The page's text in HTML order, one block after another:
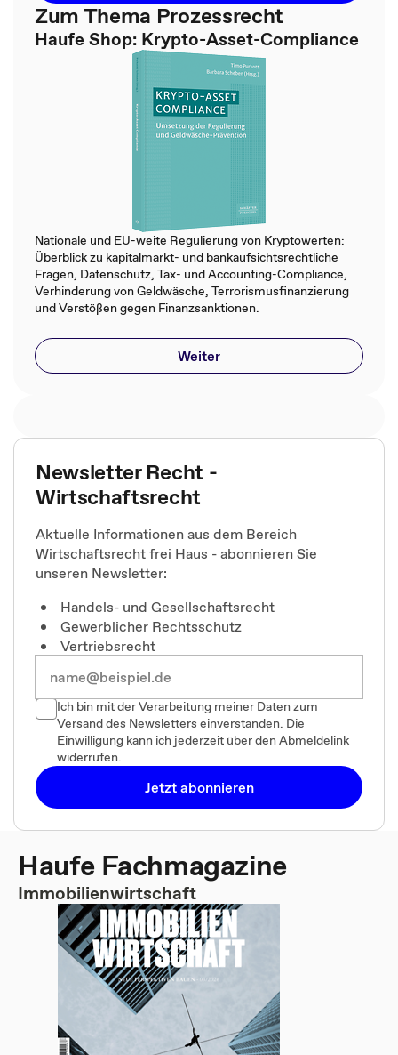
Zum Thema Prozessrecht
Haufe Shop: Krypto-Asset-Compliance
Nationale und EU-weite Regulierung von Kryptowerten:
Überblick zu kapitalmarkt- und bankaufsichtsrechtliche
Fragen, Datenschutz, Tax- und Accounting-Compliance,
Verhinderung von Geldwäsche, Terrorismusfinanzierung
und Verstößen gegen Finanzsanktionen​.​
Weiter
Newsletter Recht -
Wirtschaftsrecht
Aktuelle Informationen aus dem Bereich
Wirtschaftsrecht frei Haus - abonnieren Sie
unseren Newsletter:
Handels- und Gesellschaftsrecht
Gewerblicher Rechtsschutz
Vertriebsrecht
Ich bin mit der Verarbeitung meiner Daten zum
Versand des Newsletters einverstanden. Die
Einwilligung kann ich jederzeit über den Abmeldelink
widerrufen.
Jetzt abonnieren
Haufe Fachmagazine
Immobilienwirtschaft